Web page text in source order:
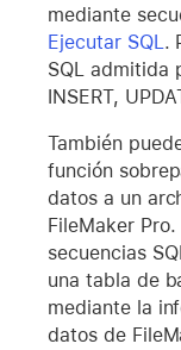
mediante
Ejecutar SQL.
SQL admitida
INSERT,
También
función
datos a un
FileMaker
secuencias
una tabla de
mediante la
datos de